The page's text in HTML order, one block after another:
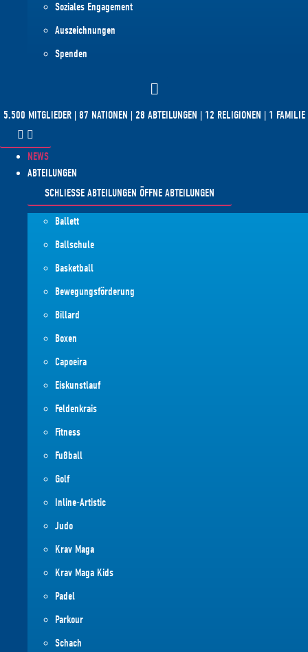
Soziales Engagement
Auszeichnungen
Spenden
5.500 MITGLIEDER | 87 NATIONEN | 28 ABTEILUNGEN | 12 RELIGIONEN | 1 FAMILIE
NEWS
ABTEILUNGEN
SCHLIESSE ABTEILUNGEN
ÖFFNE ABTEILUNGEN
Ballett
Ballschule
Basketball
Bewegungsförderung
Billard
Boxen
Capoeira
Eiskunstlauf
Feldenkrais
Fitness
Fußball
Golf
Inline-Artistic
Judo
Krav Maga
Krav Maga Kids
Padel
Parkour
Schach